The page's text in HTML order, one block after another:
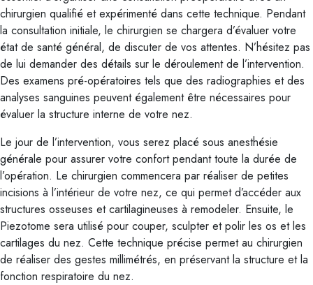
chirurgien qualifié et expérimenté dans cette technique. Pendant
la consultation initiale, le chirurgien se chargera d’évaluer votre
état de santé général, de discuter de vos attentes. N’hésitez pas
de lui demander des détails sur le déroulement de l’intervention.
Des examens pré-opératoires tels que des radiographies et des
analyses sanguines peuvent également être nécessaires pour
évaluer la structure interne de votre nez.
Le jour de l’intervention, vous serez placé sous anesthésie
générale pour assurer votre confort pendant toute la durée de
l’opération. Le chirurgien commencera par réaliser de petites
incisions à l’intérieur de votre nez, ce qui permet d’accéder aux
structures osseuses et cartilagineuses à remodeler. Ensuite, le
Piezotome sera utilisé pour couper, sculpter et polir les os et les
cartilages du nez. Cette technique précise permet au chirurgien
de réaliser des gestes millimétrés, en préservant la structure et la
fonction respiratoire du nez.